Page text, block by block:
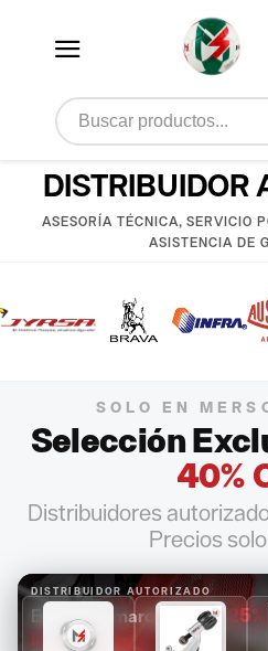
DISTRIBUIDOR
ASESORÍA TÉCNICA, SERVICIO
ASISTENCIA DE
SOLO EN
Selección
40%
Distribuidores
Precios
DISTRIBUIDOR AUTORIZADO
En toda la marca Ridgid: 25%
Descuento